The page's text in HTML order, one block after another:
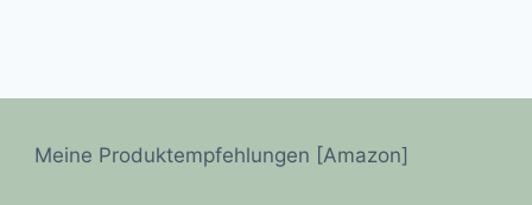
Meine Produktempfehlungen [Amazon]